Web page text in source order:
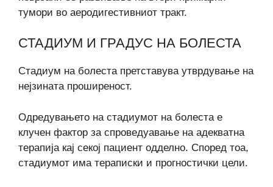
тумори во аеродигестивниот тракт.
СТАДИУМ И ГРАДУС НА БОЛЕСТА
Стадиум на болеста претставува утврдување на
нејзината проширеност.
Одредувањето на стадиумот на болеста е
клучен фактор за спроведуавање на адекватна
терапија кај секој пациент одделно. Според тоа,
стадиумот има тераписки и прогностички цели.